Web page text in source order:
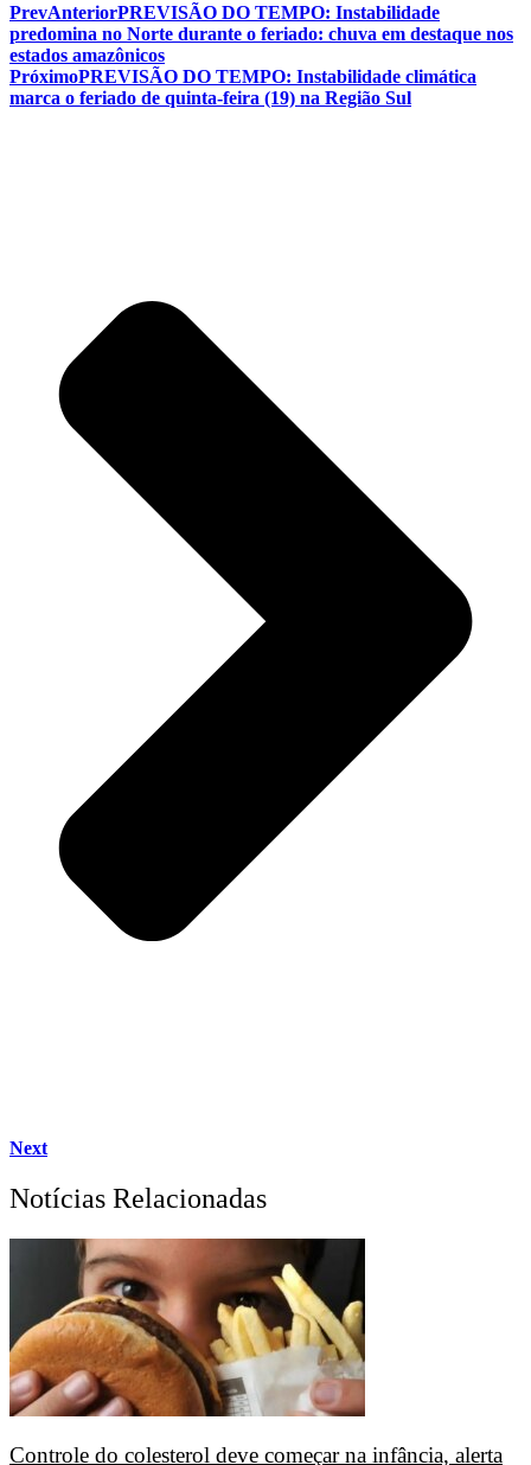
PrevAnteriorPREVISÃO DO TEMPO: Instabilidade
predomina no Norte durante o feriado: chuva em destaque nos
estados amazônicos
PróximoPREVISÃO DO TEMPO: Instabilidade climática
marca o feriado de quinta-feira (19) na Região Sul
Next
Notícias Relacionadas
Controle do colesterol deve começar na infância, alerta